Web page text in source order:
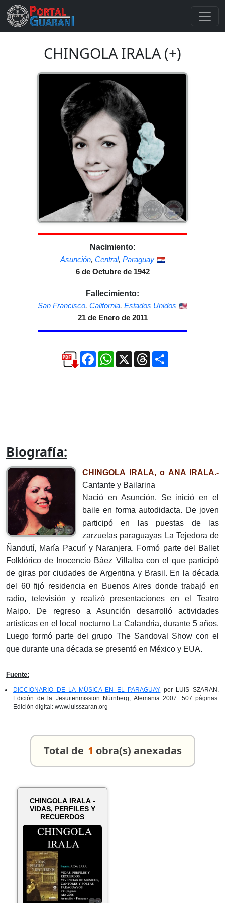
CHINGOLA IRALA (+)
Nacimiento:
Asunción, Central, Paraguay
6 de Octubre de 1942
Fallecimiento:
San Francisco, California, Estados Unidos
21 de Enero de 2011
FacebookWhatsApp
X ThreadsCompartir
Biografía:
CHINGOLA IRALA, o ANA IRALA.-
Cantante y Bailarina
Nació en Asunción. Se inició en el
baile en forma autodidacta. De joven
participó en las puestas de las
zarzuelas paraguayas La Tejedora de
Ñandutí, María Pacurí y Naranjera. Formó parte del Ballet
Folklórico de Inocencio Báez Villalba con el que participó
de giras por ciudades de Argentina y Brasil. En la década
del 60 fijó residencia en Buenos Aires donde trabajó en
radio, televisión y realizó presentaciones en el Teatro
Maipo. De regreso a Asunción desarrolló actividades
artísticas en el local nocturno La Calandria, durante 5 años.
Luego formó parte del grupo The Sandoval Show con el
que durante una década se presentó en México y EUA.
Fuente:
DICCIONARIO DE LA MÚSICA EN EL PARAGUAY por LUIS SZARAN.
Edición de la Jesuitenmission Nürnberg, Alemania 2007. 507 páginas.
Edición digital: www.luisszaran.org
Total de 1 obra(s) anexadas
CHINGOLA IRALA -
VIDAS, PERFILES Y
RECUERDOS